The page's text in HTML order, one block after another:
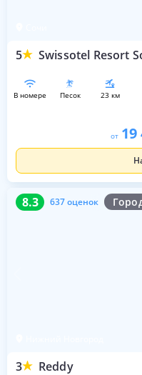
5 Swissotel Resort
в номере песок 23 км
от 19
8.3 637 оценок
3 Reddy
8.3 637 оценок